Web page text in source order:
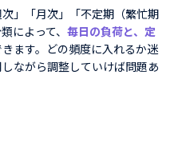
」「月次」「不定期（繁忙期
によって、 毎日の負荷と、定
ます。どの頻度に入れるか迷
ながら調整していけば問題あ